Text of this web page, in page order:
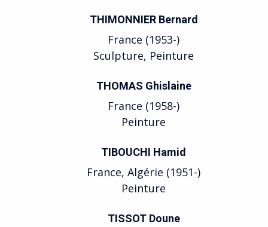
THIMONNIER Bernard
France (1953-)
Sculpture, Peinture
THOMAS Ghislaine
France (1958-)
Peinture
TIBOUCHI Hamid
France, Algérie (1951-)
Peinture
TISSOT Doune